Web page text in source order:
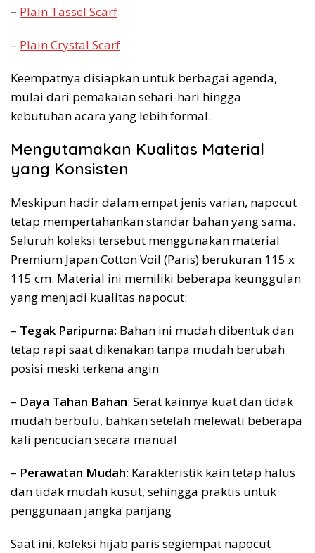
– Plain Tassel Scarf
– Plain Crystal Scarf
Keempatnya disiapkan untuk berbagai agenda,
mulai dari pemakaian sehari-hari hingga
kebutuhan acara yang lebih formal.
Mengutamakan Kualitas Material
yang Konsisten
Meskipun hadir dalam empat jenis varian, napocut
tetap mempertahankan standar bahan yang sama.
Seluruh koleksi tersebut menggunakan material
Premium Japan Cotton Voil (Paris) berukuran 115 x
115 cm. Material ini memiliki beberapa keunggulan
yang menjadi kualitas napocut:
– Tegak Paripurna: Bahan ini mudah dibentuk dan
tetap rapi saat dikenakan tanpa mudah berubah
posisi meski terkena angin
– Daya Tahan Bahan: Serat kainnya kuat dan tidak
mudah berbulu, bahkan setelah melewati beberapa
kali pencucian secara manual
– Perawatan Mudah: Karakteristik kain tetap halus
dan tidak mudah kusut, sehingga praktis untuk
penggunaan jangka panjang
Saat ini, koleksi hijab paris segiempat napocut